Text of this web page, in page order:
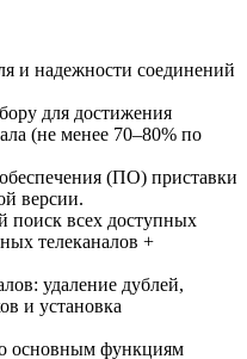
и надежности соединений
для достижения
(не менее 70–80% по
(ПО) приставки
версии.
поиск всех доступных
телеканалов +
удаление дублей,
и установка
основным функциям